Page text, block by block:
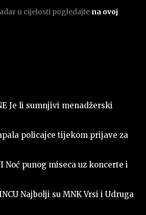
u cijelosti pogledajte na ovoj
Je li sumnjivi menadžerski
policajce tijekom prijave za
Noć punog miseca uz koncerte i
Najbolji su MNK Vrsi i Udruga